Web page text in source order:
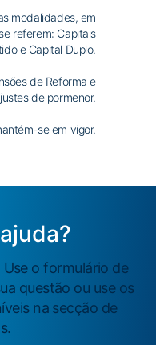
modalidades, em
referem: Capitais
e Capital Duplo.
de Reforma e
de pormenor.
se em vigor.
Use o formulário de
questão ou use os
na secção de